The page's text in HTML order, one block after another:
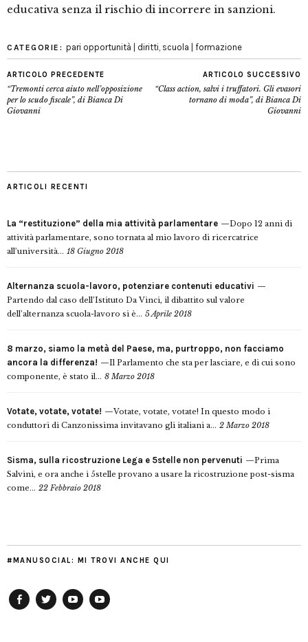
educativa senza il rischio di incorrere in sanzioni.
CATEGORIE: pari opportunità | diritti, scuola | formazione
ARTICOLO PRECEDENTE
“Tremonti cerca aiuto nell’opposizione
per lo scudo fiscale”, di Bianca Di
Giovanni
ARTICOLO SUCCESSIVO
“Class action, salvi i truffatori. Gli evasori
tornano di moda”, di Bianca Di
Giovanni
ARTICOLI RECENTI
La “restituzione” della mia attività parlamentare
Dopo 12 anni di
attività parlamentare, sono tornata al mio lavoro di ricercatrice
all’università... 18 Giugno 2018
Alternanza scuola-lavoro, potenziare contenuti educativi
Partendo dal caso dell’Istituto Da Vinci, il dibattito sul valore
dell’alternanza scuola-lavoro si è... 5 Aprile 2018
8 marzo, siamo la metà del Paese, ma, purtroppo, non facciamo
ancora la differenza!
Il Parlamento che sta per lasciare, e di cui sono
componente, è stato il... 8 Marzo 2018
Votate, votate, votate!
Votate, votate, votate! In questo modo i
conduttori di Canzonissima invitavano gli italiani a... 2 Marzo 2018
Sisma, sulla ricostruzione Lega e 5stelle non pervenuti
Prima
Salvini, e ora anche i 5stelle provano a usare la ricostruzione post-sisma
come... 22 Febbraio 2018
#MANUSOCIAL: MI TROVI ANCHE QUI